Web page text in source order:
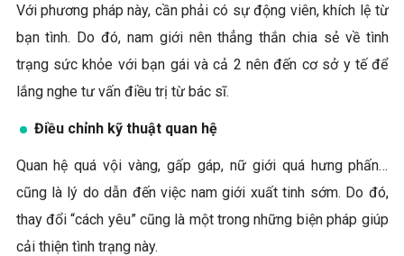
Với phương pháp này, cần phải có sự động viên, khích lệ từ
bạn tình. Do đó, nam giới nên thẳng thắn chia sẻ về tình
trạng sức khỏe với bạn gái và cả 2 nên đến cơ sở y tế để
lắng nghe tư vấn điều trị từ bác sĩ.
Điều chỉnh kỹ thuật quan hệ
Quan hệ quá vội vàng, gấp gáp, nữ giới quá hưng phấn…
cũng là lý do dẫn đến việc nam giới xuất tinh sớm. Do đó,
thay đổi “cách yêu” cũng là một trong những biện pháp giúp
cải thiện tình trạng này.